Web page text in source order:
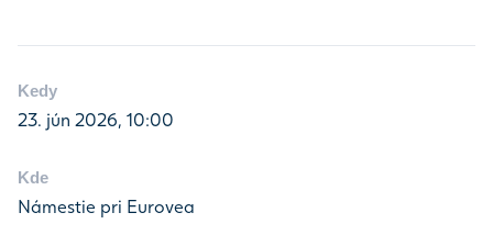
Kedy
23. jún 2026, 10:00
Kde
Námestie pri Eurovea